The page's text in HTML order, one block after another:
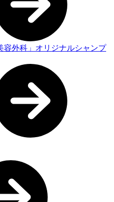
容外科」オリジナルシャンプ